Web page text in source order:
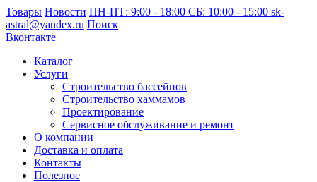
Товары Новости ПН-ПТ: 9:00 - 18:00 СБ: 10:00 - 15:00 sk-
astral@yandex.ru Поиск
Вконтакте
Каталог
Услуги
Строительство бассейнов
Строительство хаммамов
Проектирование
Сервисное обслуживание и ремонт
О компании
Доставка и оплата
Контакты
Полезное